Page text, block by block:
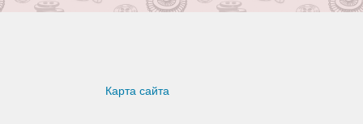
Карта сайта